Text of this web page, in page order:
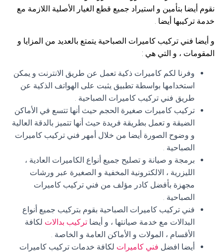
نقوم أيضا بتأمين و استيراد جميع قطع الغيار الأصلية اللازمة مع
خدمة تركيبها أيضا .
و أيضا فني تركيب كاميرات الصباحية يتمتع بالعديد من المزايا و
المقومات ، و التي هي :
وفرنا لكم كاميرات ذكية تعمل عن طريق الانترنت و يمكن
استخدامها بواسطة تطبيق يثبت على الهواتف الذكية عن
طريق فني تركيب كاميرات الصباحية .
تركيب كاميرات صغيرة الحجم حيث أنها تتسع في الأماكن
الضيقة و تعمل بطريقة فريدة حيث أنها تتميز بالدقة العالية
و وضوح الصورة أيضا من خلال أمهر فني تركيب كاميرات
الصباحية .
برمجة و صيانة و تصليح جميع أنواع الكاميرات العادية ،
الليزرية ، الالكترونية المخفية و الصغيرة عبر ورشات
مجهزة بأفضل كادر مؤلف من فني تركيب كاميرات
الصباحية .
فني تركيب كاميرات الصباحية بقوم بتركيب جميع أنواع
البدالات مع خدمة صيانتها ، و أيضا تركيب بدالات لكافة
الأقسام ، المولات و الأماكن العامة و الخاصة .
أيضا افضل فني كاميرات لكافة خدمات تركيب كاميرات